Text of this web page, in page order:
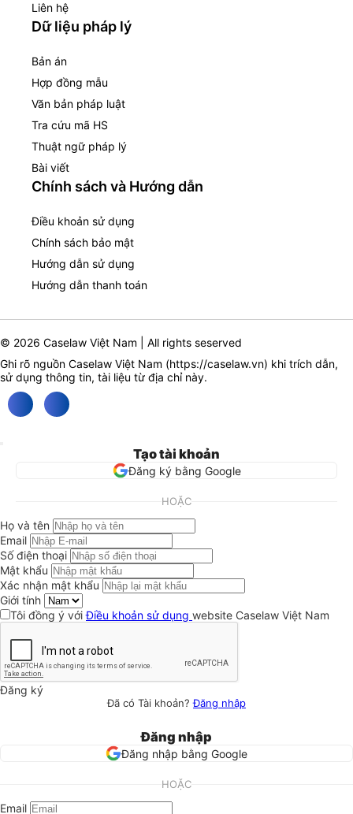
Liên hệ
Dữ liệu pháp lý
Bản án
Hợp đồng mẫu
Văn bản pháp luật
Tra cứu mã HS
Thuật ngữ pháp lý
Bài viết
Chính sách và Hướng dẫn
Điều khoản sử dụng
Chính sách bảo mật
Hướng dẫn sử dụng
Hướng dẫn thanh toán
© 2026 Caselaw Việt Nam | All rights seserved
Ghi rõ nguồn Caselaw Việt Nam (https://caselaw.vn) khi trích dẫn,
sử dụng thông tin, tài liệu từ địa chỉ này.
Tạo tài khoản
Đăng ký bằng Google
HOẶC
Họ và tên
Email
Số điện thoại
Mật khẩu
Xác nhận mật khẩu
Giới tính
Tôi đồng ý vớiĐiều khoản sử dụng website Caselaw Việt Nam
Đăng ký
Đã có Tài khoản?Đăng nhập
Đăng nhập
Đăng nhập bằng Google
HOẶC
Email